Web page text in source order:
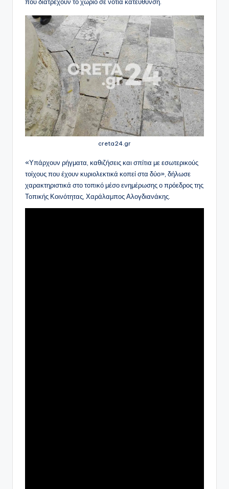
creta24.gr
«Υπάρχουν ρήγματα, καθιζήσεις και σπίτια με εσωτερικούς
τοίχους που έχουν κυριολεκτικά κοπεί στα δύο», δήλωσε
χαρακτηριστικά στο τοπικό μέσο ενημέρωσης ο πρόεδρος της
Τοπικής Κοινότητας, Χαράλαμπος Αλογδιανάκης.